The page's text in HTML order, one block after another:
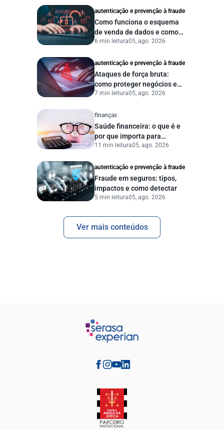
autenticação e prevenção à fraude
Como funciona o esquema
de venda de dados e como
proteger sua empresa?
6 min leitura05, ago. 2026
autenticação e prevenção à fraude
Ataques de força bruta:
como proteger negócios e
dados digitais
7 min leitura05, ago. 2026
finanças
Saúde financeira: o que é e
por que importa para
pessoas e empresas?
11 min leitura05, ago. 2026
autenticação e prevenção à fraude
Fraude em seguros: tipos,
impactos e como detectar
5 min leitura05, ago. 2026
Ver mais conteúdos